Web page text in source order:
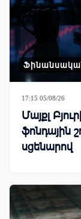
17:15 05/08/26
Մայքլ
ֆոնդային
սցենարով